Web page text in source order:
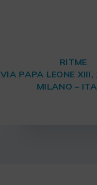
RITME
VIA PAPA LEONE
MILANO –